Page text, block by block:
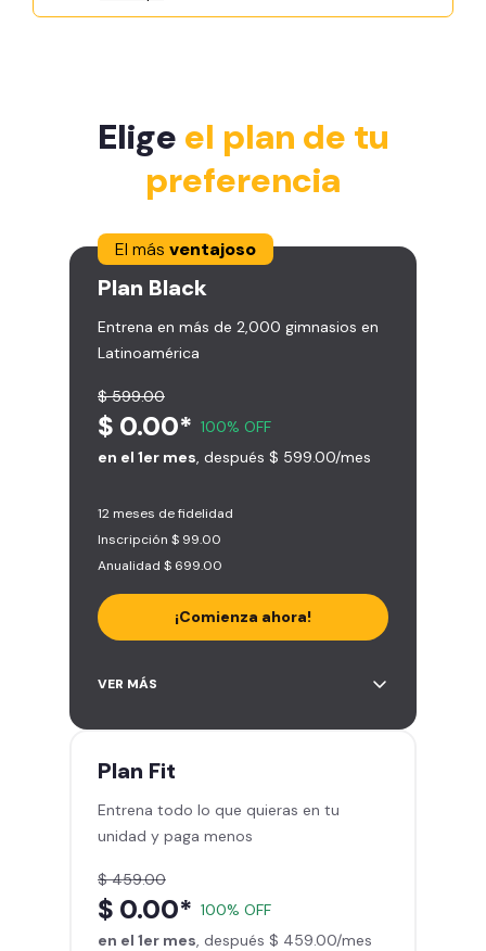
Elige el plan de tu
preferencia
El más ventajoso
Plan Black
Entrena en más de 2,000 gimnasios en
Latinoamérica
$ 599.00
$ 0.00* 100% OFF
en el 1er mes , después $ 599.00/mes
12 meses de fidelidad
Inscripción $ 99.00
Anualidad $ 699.00
¡Comienza ahora!
Acceso ilimitado a + 2.000
Entrena hasta con 5 amigos al
Sillones de masaje
Smart Fit App - Tu plan de
entrenamiento personalizado
Smart Fit GO (entrenamientos en
línea) en la app
Acceso a todas las áreas de peso
VER MÁS
Plan Fit
Entrena todo lo que quieras en tu
unidad y paga menos
$ 459.00
$ 0.00* 100% OFF
en el 1er mes , después $ 459.00/mes